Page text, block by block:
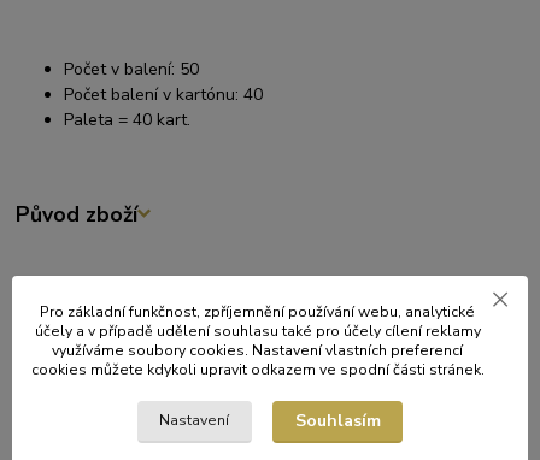
Počet v balení: 50
Počet balení v kartónu: 40
Paleta = 40 kart.
Původ zboží
Pro základní funkčnost, zpříjemnění používání webu, analytické
účely a v případě udělení souhlasu také pro účely cílení reklamy
využíváme soubory cookies. Nastavení vlastních preferencí
cookies můžete kdykoli upravit odkazem ve spodní části stránek.
Nastavení Souhlasím